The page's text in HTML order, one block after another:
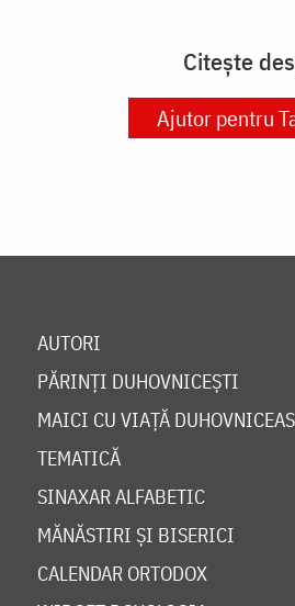
Citește
Ajutor pentru
AUTORI
PĂRINȚI DUHOVNICEȘTI
MAICI CU VIAȚĂ
TEMATICĂ
SINAXAR ALFABETIC
MĂNĂSTIRI ȘI BISERICI
CALENDAR ORTODOX